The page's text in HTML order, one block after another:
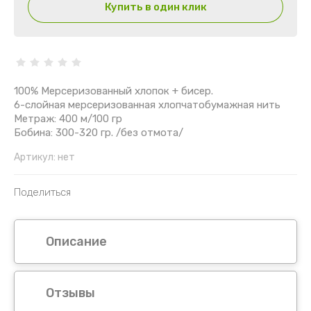
пряжа
пряжа на бобинах
Купить в один клик
100% Мерсеризованный хлопок + бисер.
6-слойная мерсеризованная хлопчатобумажная нить
Метраж: 400 м/100 гр
Бобина: 300-320 гр. /без отмота/
Артикул: нет
Поделиться
Описание
Отзывы